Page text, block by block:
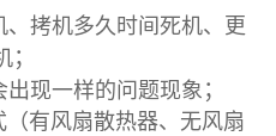
拷机多久时间死机、更
；
出现一样的问题现象 ；
有风扇散热器、无风扇